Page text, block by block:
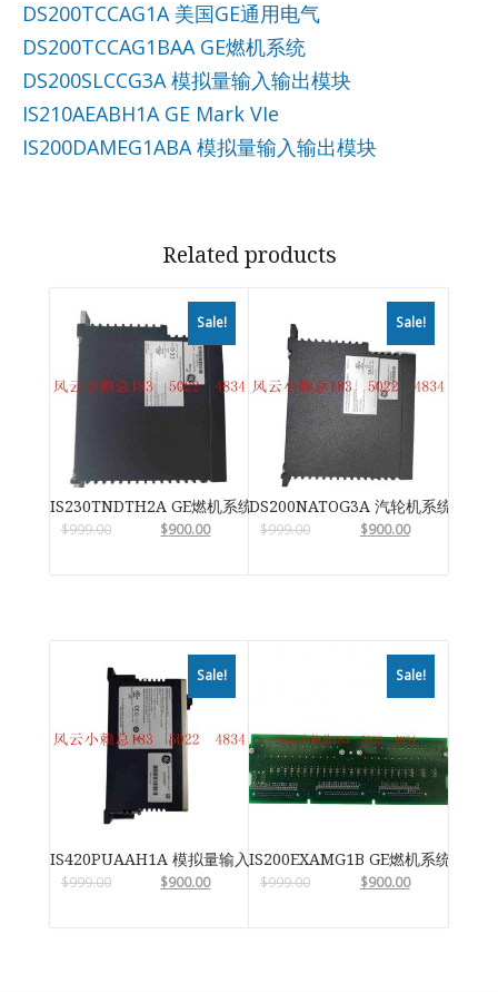
DS200TCCAG1A 美国GE通用电气
DS200TCCAG1BAA GE燃机系统
DS200SLCCG3A 模拟量输入输出模块
IS210AEABH1A GE Mark VIe
IS200DAMEG1ABA 模拟量输入输出模块
Related products
Sale!
IS230TNDTH2A GE燃机系统
$999.00 $900.00
Sale!
DS200NATOG3A 汽轮机系统卡件
$999.00 $900.00
Sale!
IS420PUAAH1A 模拟量输入输出模块
$999.00 $900.00
Sale!
IS200EXAMG1B GE燃机系统
$999.00 $900.00